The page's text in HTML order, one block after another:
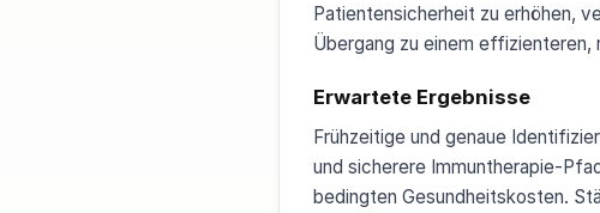
Patientensicherheit zu erhöhen,
Übergang zu einem
Erwartete Ergebnisse
Frühzeitige und genaue
und sicherere Immuntherapie-
bedingten Gesundheitskosten.